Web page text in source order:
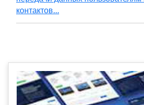
контактов...